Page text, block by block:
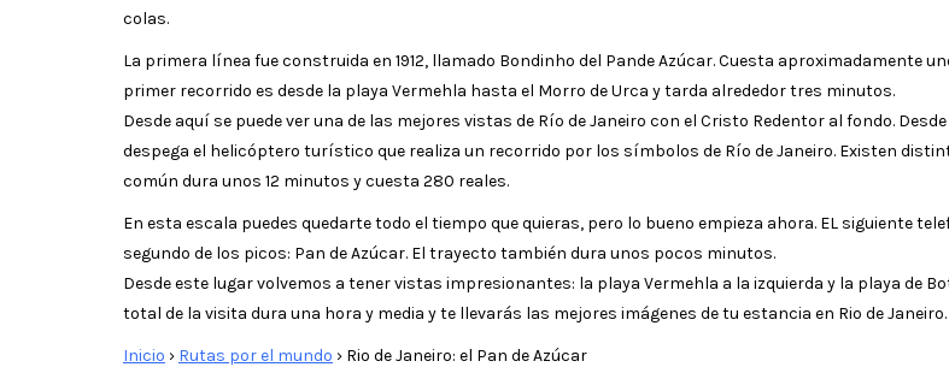
colas.
La primera línea fue construida en 1912, llamado Bondinho del Pande Azúcar. Cuesta aproximadamente
primer recorrido es desde la playa Vermehla hasta el Morro de Urca y tarda alrededor tres minutos.
Desde aquí se puede ver una de las mejores vistas de Río de Janeiro con el Cristo Redentor al fondo.
despega el helicóptero turístico que realiza un recorrido por los símbolos de Río de Janeiro. Existen
común dura unos 12 minutos y cuesta 280 reales.
En esta escala puedes quedarte todo el tiempo que quieras, pero lo bueno empieza ahora. EL siguiente
segundo de los picos: Pan de Azúcar. El trayecto también dura unos pocos minutos.
Desde este lugar volvemos a tener vistas impresionantes: la playa Vermehla a la izquierda y la playa de
total de la visita dura una hora y media y te llevarás las mejores imágenes de tu estancia en Rio de Janeiro.
Inicio › Rutas por el mundo › Rio de Janeiro: el Pan de Azúcar